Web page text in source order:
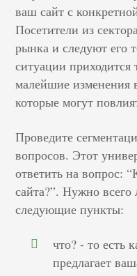
ваш сайт с
Посетители из
рынка и следуют его
ситуации приходится
малейшие изменения
которые могут
Проведите
вопросов. Этот
ответить на вопрос:
сайта?”. Нужно всего
следующие пункты:
что? - то есть
предлагает